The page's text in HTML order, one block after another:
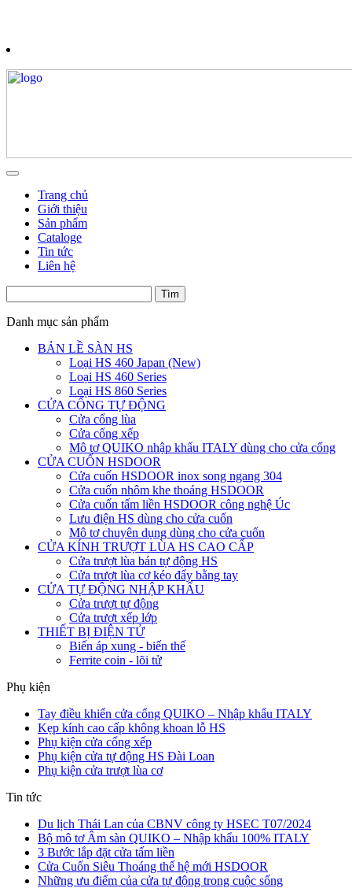
Trang chủ
Giới thiệu
Sản phẩm
Cataloge
Tin tức
Liên hệ
Danh mục sản phẩm
BẢN LỀ SÀN HS
Loại HS 460 Japan (New)
Loại HS 460 Series
Loại HS 860 Series
CỬA CỔNG TỰ ĐỘNG
Cửa cổng lùa
Cửa cổng xếp
Mô tơ QUIKO nhập khẩu ITALY dùng cho cửa cổng
CỬA CUỐN HSDOOR
Cửa cuốn HSDOOR inox song ngang 304
Cửa cuốn nhôm khe thoáng HSDOOR
Cửa cuốn tấm liền HSDOOR công nghệ Úc
Lưu điện HS dùng cho cửa cuốn
Mô tơ chuyên dụng dùng cho cửa cuốn
CỬA KÍNH TRƯỢT LÙA HS CAO CẤP
Cửa trượt lùa bán tự động HS
Cửa trượt lùa cơ kéo đẩy bằng tay
CỬA TỰ ĐỘNG NHẬP KHẨU
Cửa trượt tự động
Cửa trượt xếp lớp
THIẾT BỊ ĐIỆN TỬ
Biến áp xung - biến thế
Ferrite coin - lõi tử
Phụ kiện
Tay điều khiển cửa cổng QUIKO – Nhập khẩu ITALY
Kẹp kính cao cấp không khoan lỗ HS
Phụ kiện cửa cổng xếp
Phụ kiện cửa tự động HS Đài Loan
Phụ kiện cửa trượt lùa cơ
Tin tức
Du lịch Thái Lan của CBNV công ty HSEC T07/2024
Bộ mô tơ Âm sàn QUIKO – Nhập khẩu 100% ITALY
3 Bước lắp đặt cửa tấm liền
Cửa Cuốn Siêu Thoáng thế hệ mới HSDOOR
Những ưu điểm của cửa tự động trong cuộc sống